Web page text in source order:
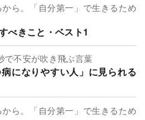
ら。「自分第一」で生きるため
べきこと・ベスト1
不安が吹き飛ぶ言葉
になりやすい人」に見られる
ら。「自分第一」で生きるため